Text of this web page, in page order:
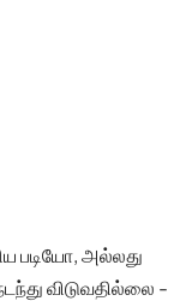
படியோ, அல்லது
விடுவதில்லை -